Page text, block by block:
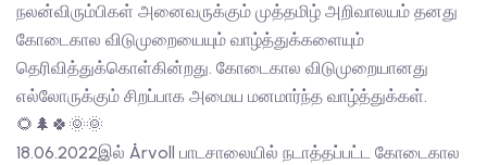
நலன்விரும்பிகள் அனைவருக்கும் முத்தமிழ் அறிவாலயம் தனது
கோடைகால விடுமுறையையும் வாழ்த்துக்களையும்
தெரிவித்துக்கொள்கின்றது. கோடைகால விடுமுறையானது
எல்லோருக்கும் சிறப்பாக அமைய மனமார்ந்த வாழ்த்துக்கள்.
🌻🌲🍀🌞🌞
18.06.2022இல் Årvoll பாடசாலையில் நடாத்தப்பட்ட கோடைகால